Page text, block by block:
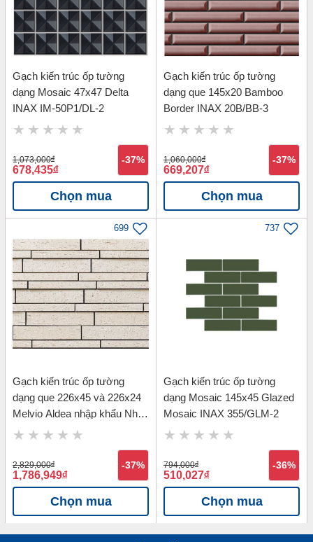
Gạch kiến trúc ốp tường
dạng Mosaic 47x47 Delta
INAX IM-50P1/DL-2
1,073,000đ
678,435đ
-37%
Chọn mua
Gạch kiến trúc ốp tường
dạng que 145x20 Bamboo
Border INAX 20B/BB-3
1,060,000đ
669,207đ
-37%
Chọn mua
699
Gạch kiến trúc ốp tường
dạng que 226x45 và 226x24
Melvio Aldea nhập khẩu Nhật
Bản INAX HAL-R/MAL-1
2,829,000đ
1,786,949đ
-37%
Chọn mua
737
Gạch kiến trúc ốp tường
dạng Mosaic 145x45 Glazed
Mosaic INAX 355/GLM-2
794,000đ
510,027đ
-36%
Chọn mua